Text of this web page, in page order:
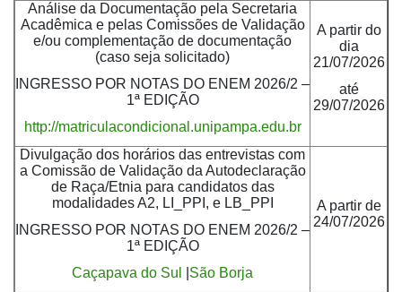
Análise da Documentação pela Secretaria
Acadêmica e pelas Comissões de Validação
e/ou complementação de documentação
(caso seja solicitado)
INGRESSO POR NOTAS DO ENEM 2026/2 –
1ª EDIÇÃO
http://matriculacondicional.unipampa.edu.br
A partir do
dia
21/07/2026
até
29/07/2026
Divulgação dos horários das entrevistas com
a Comissão de Validação da Autodeclaração
de Raça/Etnia para candidatos das
modalidades A2, LI_PPI, e LB_PPI
INGRESSO POR NOTAS DO ENEM 2026/2 –
1ª EDIÇÃO
Caçapava do Sul
São Borja
A partir de
24/07/2026